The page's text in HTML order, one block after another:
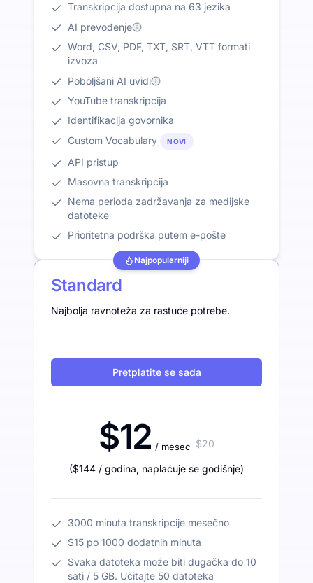
Transkripcija dostupna na 63 jezika
AI prevođenje
Word, CSV, PDF, TXT, SRT, VTT formati
izvoza
Poboljšani AI uvidi
YouTube transkripcija
Identifikacija govornika
Custom Vocabulary
NOVI
API pristup
Masovna transkripcija
Nema perioda zadržavanja za medijske
datoteke
Prioritetna podrška putem e-pošte
Najpopularniji
Standard
Najbolja ravnoteža za rastuće potrebe.
Pretplatite se sada
$12 / mesec $20
($144 / godina, naplaćuje se godišnje)
3000 minuta transkripcije mesečno
$15 po 1000 dodatnih minuta
Svaka datoteka može biti dugačka do 10
sati / 5 GB. Učitajte 50 datoteka